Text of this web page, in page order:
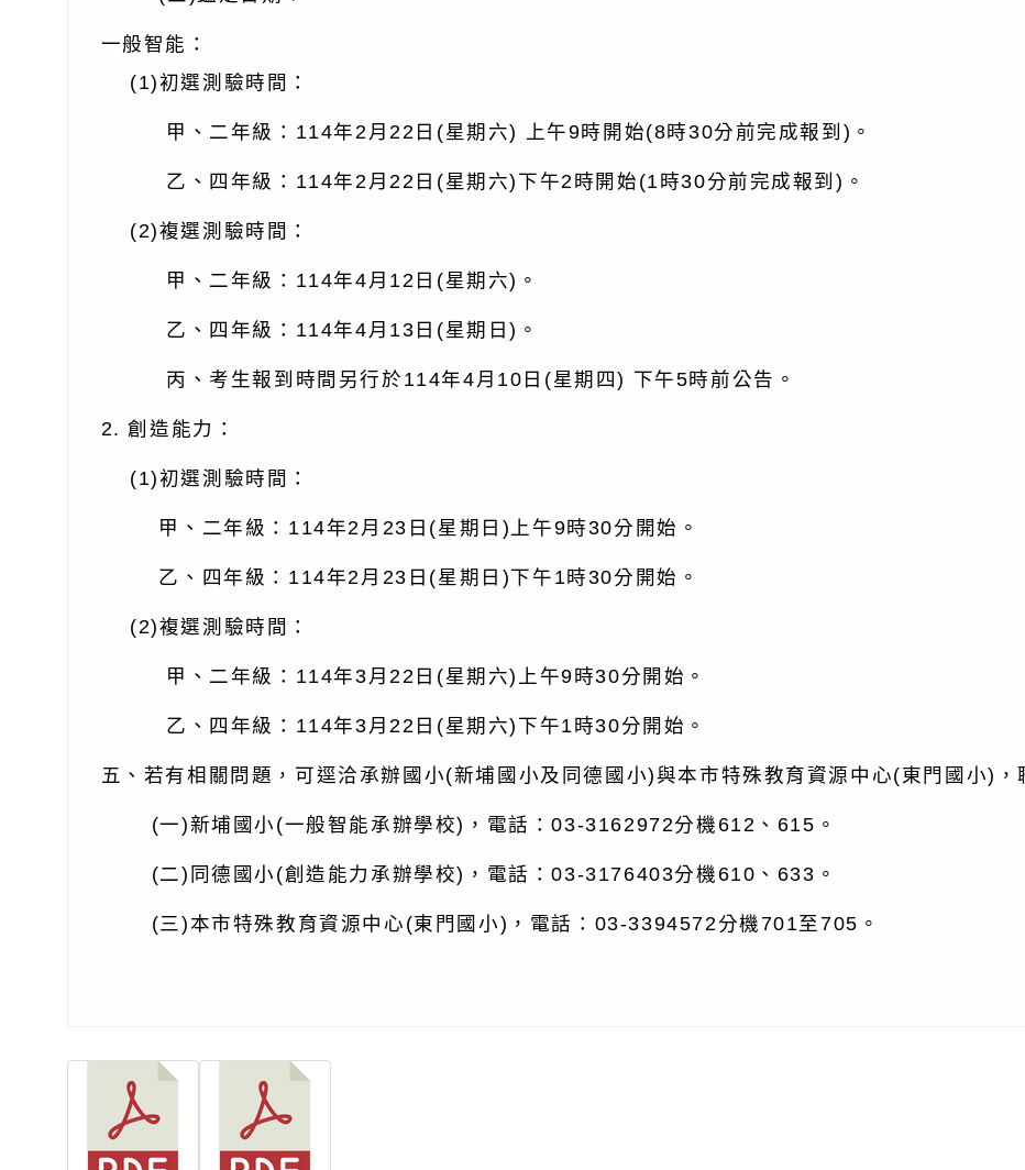
一般智能：
(1)初選測驗時間：
甲、二年級：114年2月22日(星期六) 上午9時開始(8時30分前完成報到)。
乙、四年級：114年2月22日(星期六)下午2時開始(1時30分前完成報到)。
(2)複選測驗時間：
甲、二年級：114年4月12日(星期六)。
乙、四年級：114年4月13日(星期日)。
丙、考生報到時間另行於114年4月10日(星期四) 下午5時前公告。
2. 創造能力：
(1)初選測驗時間：
甲、二年級：114年2月23日(星期日)上午9時30分開始。
乙、四年級：114年2月23日(星期日)下午1時30分開始。
(2)複選測驗時間：
甲、二年級：114年3月22日(星期六)上午9時30分開始。
乙、四年級：114年3月22日(星期六)下午1時30分開始。
五、若有相關問題，可逕洽承辦國小(新埔國小及同德國小)與本市特殊教育資源中心(東門國小)，
(一)新埔國小(一般智能承辦學校)，電話：03-3162972分機612、615。
(二)同德國小(創造能力承辦學校)，電話：03-3176403分機610、633。
(三)本市特殊教育資源中心(東門國小)，電話：03-3394572分機701至705。